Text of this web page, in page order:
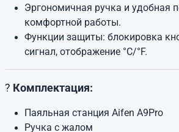
Эргономичная ручка и удобная
комфортной работы.
Функции защиты: блокировка
сигнал, отображение °C/°F.
? Комплектация:
Паяльная станция Aifen A9Pro
Ручка с жалом